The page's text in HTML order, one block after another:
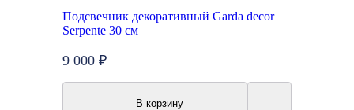
Подсвечник декоративный Garda decor
Serpente 30 см
9 000 ₽
В корзину